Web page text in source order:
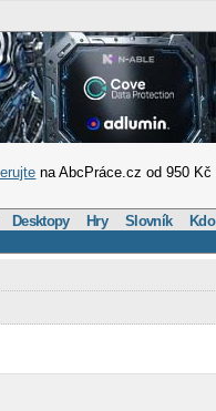
na AbcPráce.cz od 950 Kč
Desktopy Hry Slovník